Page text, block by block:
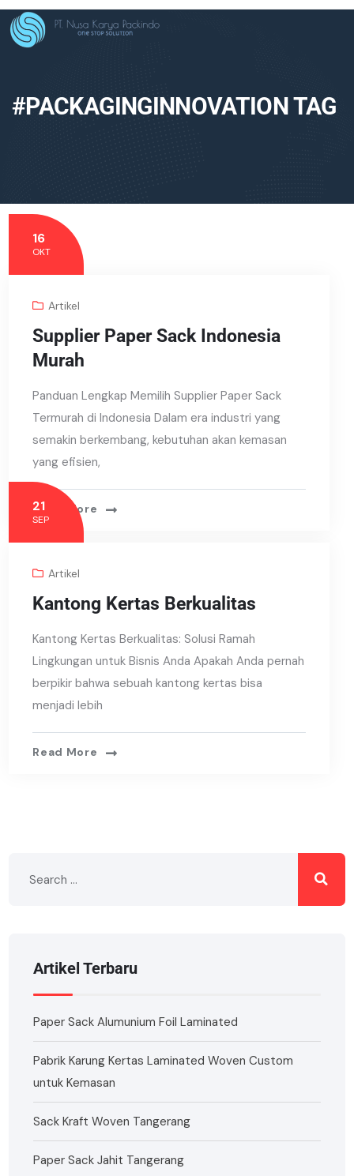
#PACKAGINGINNOVATION TAG
16
OKT
Artikel
Supplier Paper Sack Indonesia
Murah
Panduan Lengkap Memilih Supplier Paper Sack
Termurah di Indonesia Dalam era industri yang
semakin berkembang, kebutuhan akan kemasan
yang efisien,
Read More
21
SEP
Artikel
Kantong Kertas Berkualitas
Kantong Kertas Berkualitas: Solusi Ramah
Lingkungan untuk Bisnis Anda Apakah Anda pernah
berpikir bahwa sebuah kantong kertas bisa
menjadi lebih
Read More
Artikel Terbaru
Paper Sack Alumunium Foil Laminated
Pabrik Karung Kertas Laminated Woven Custom
untuk Kemasan
Sack Kraft Woven Tangerang
Paper Sack Jahit Tangerang